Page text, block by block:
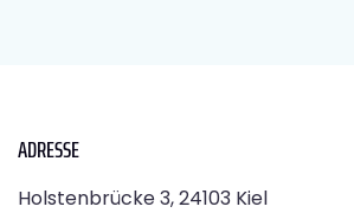
ADRESSE
Holstenbrücke 3, 24103 Kiel